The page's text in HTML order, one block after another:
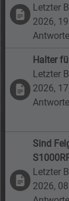
Letzter
2026,
Halter
Letzter
2026,
Sind
Letzter
2026,